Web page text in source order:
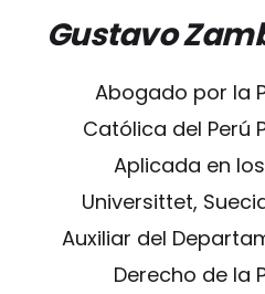
Gustavo
Abogado por la
Católica del Perú
Aplicada en
Universittet,
Auxiliar del
Derecho de la